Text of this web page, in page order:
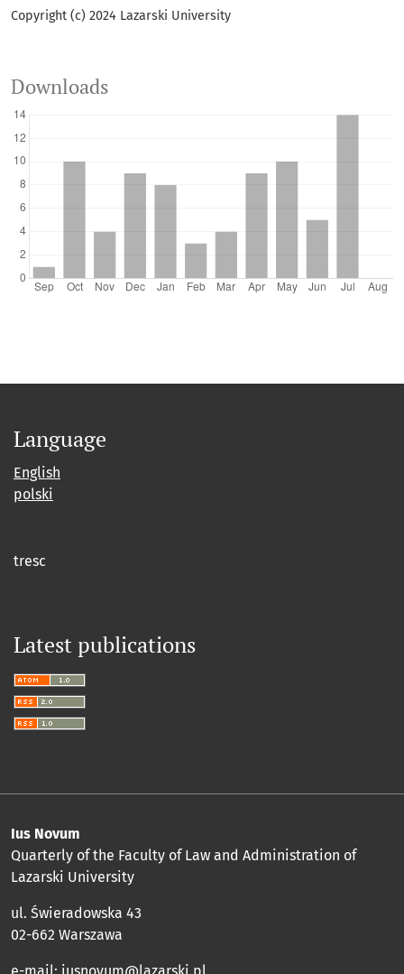
Copyright (c) 2024 Lazarski University
Downloads
Language
English
polski
tresc
Latest publications
Ius Novum
Quarterly of the Faculty of Law and Administration of
Lazarski University
ul. Świeradowska 43
02-662 Warszawa